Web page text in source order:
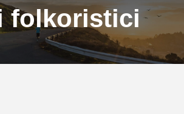
folkoristici